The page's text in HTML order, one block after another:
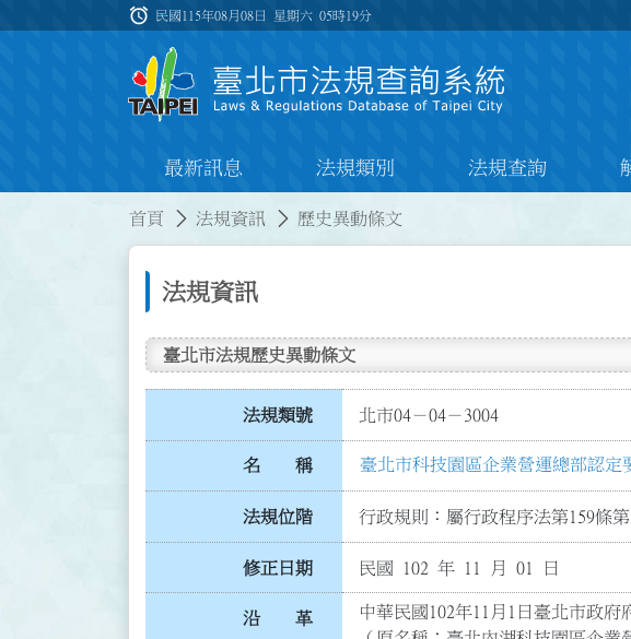
:::
alarm 民國115年08月08日 星期六05時19分
最新訊息 法規類別 法規查詢
首頁 法規資訊 歷史異動條文
法規資訊
臺北市法規歷史異動條文
法規類號 北市04－04－3004
名 稱 臺北市科技園區企業營運總部認定
法規位階 行政規則：屬行政程序法第159條
修正日期 民國 102 年 11 月 01 日
沿 革
中華民國102年11月1日臺北市政府